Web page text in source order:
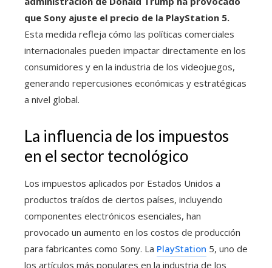
que Sony ajuste el precio de la PlayStation 5.
Esta medida refleja cómo las políticas comerciales
internacionales pueden impactar directamente en los
consumidores y en la industria de los videojuegos,
generando repercusiones económicas y estratégicas
a nivel global.
La influencia de los impuestos
en el sector tecnológico
Los impuestos aplicados por Estados Unidos a
productos traídos de ciertos países, incluyendo
componentes electrónicos esenciales, han
provocado un aumento en los costos de producción
para fabricantes como Sony. La PlayStation 5, uno de
los artículos más populares en la industria de los